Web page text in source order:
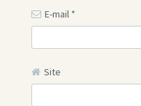
E-mail *
Site